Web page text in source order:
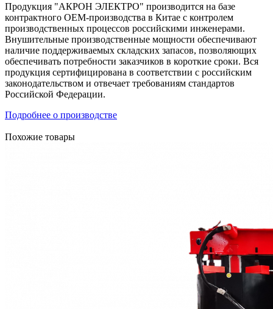
Продукция "АКРОН ЭЛЕКТРО" производится на базе
контрактного OEM-производства в Китае с контролем
производственных процессов российскими инженерами.
Внушительные производственные мощности обеспечивают
наличие поддерживаемых складских запасов, позволяющих
обеспечивать потребности заказчиков в короткие сроки. Вся
продукция сертифицирована в соответствии с российским
законодательством и отвечает требованиям стандартов
Российской Федерации.
Подробнее о производстве
Похожие товары